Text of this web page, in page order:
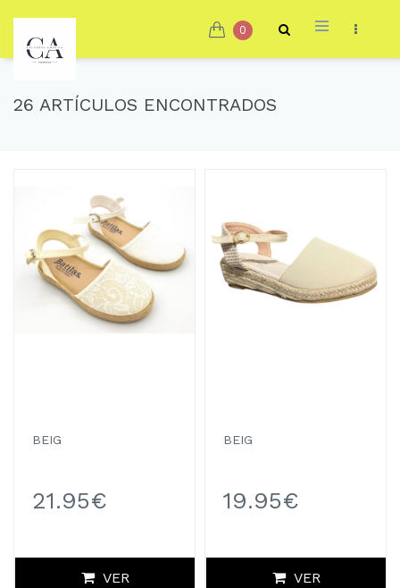
0
26 ARTÍCULOS ENCONTRADOS
BEIG
21.95€
VER
BEIG
19.95€
VER